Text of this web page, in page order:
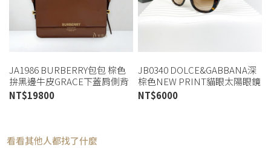
JA1986 BURBERRY包包 棕色
拚黑邊牛皮GRACE下蓋肩側背
包8012004 (桃園店)
NT$19800
JB0340 DOLCE&GABBANA深
棕色NEW PRINT貓眼太陽眼鏡
(喬萱桃園店)
NT$6000
看看其他人都找了什麼